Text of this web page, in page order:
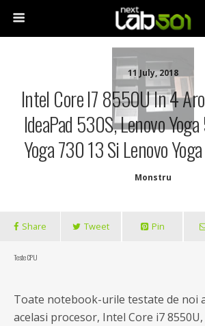
11 July, 2018
Intel Core I7 8550U In 4
IdeaPad 530S, Lenovo
Yoga 730 13 Si Lenovo
Monstru
Share Tweet Pin
Teste CPU
Toate notebook-urile testate de noi
acelasi procesor, Intel Core i7